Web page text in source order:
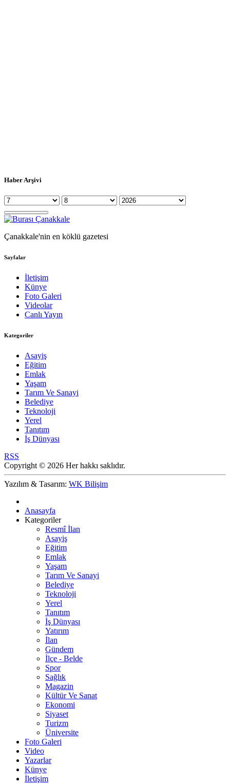
Haber Arşivi
Çanakkale'nin en köklü gazetesi
Sayfalar
İletişim
Künye
Foto Galeri
Videolar
Canlı Yayın
Kategoriler
Asayiş
Eğitim
Emlak
Yaşam
Tarım Ve Sanayi
Belediye
Teknoloji
Yerel
Tanıtım
İş Dünyası
RSS
Copyright © 2026 Her hakkı saklıdır.
Yazılım & Tasarım: WK Bilişim
Anasayfa
Kategoriler
Resmî İlan
Asayiş
Eğitim
Emlak
Yaşam
Tarım Ve Sanayi
Belediye
Teknoloji
Yerel
Tanıtım
İş Dünyası
Yatırım
İlan
Gündem
İlçe - Belde
Spor
Sağlık
Magazin
Kültür Ve Sanat
Ekonomi
Siyaset
Turizm
Üniversite
Foto Galeri
Video
Yazarlar
Künye
İletişim